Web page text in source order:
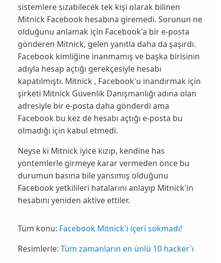
sistemlere sızabilecek tek kişi olarak bilinen
Mitnick Facebook hesabına giremedi. Sorunun ne
olduğunu anlamak için Facebook'a bir e-posta
gönderen Mitnick, gelen yanıtla daha da şaşırdı.
Facebook kimliğine inanmamış ve başka birisinin
adıyla hesap açtığı gerekçesiyle hesabı
kapatılmıştı. Mitnick , Facebook'u inandırmak için
şirketi Mitnick Güvenlik Danışmanlığı adına olan
adresiyle bir e-posta daha gönderdi ama
Facebook bu kez de hesabı açtığı e-posta bu
olmadığı için kabul etmedi.
Neyse ki Mitnick iyice kızıp, kendine has
yöntemlerle girmeye karar vermeden önce bu
durumun basına bile yansımış olduğunu
Facebook yetkilileri hatalarını anlayıp Mitnick'in
hesabını yeniden aktive ettiler.
Tüm konu: Facebook Mitnick'i içeri sokmadı!
Resimlerle: Tüm zamanların en ünlü 10 hacker'ı